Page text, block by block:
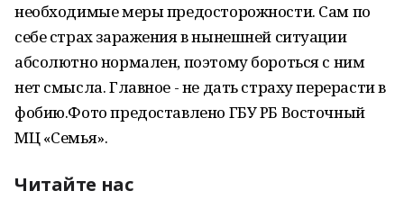
необходимые меры предосторожности. Сам по
себе страх заражения в нынешней ситуации
абсолютно нормален, поэтому бороться с ним
нет смысла. Главное - не дать страху перерасти в
фобию.Фото предоставлено ГБУ РБ Восточный
МЦ «Семья».
Читайте нас